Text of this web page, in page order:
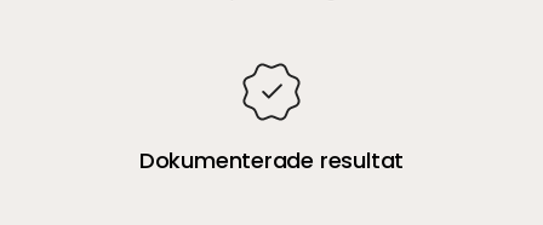
Dokumenterade resultat